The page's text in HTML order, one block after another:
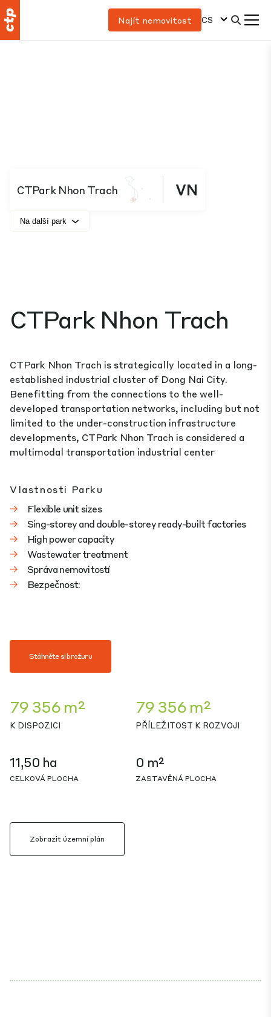
Najít nemovitost CS
CTPark Nhon Trach VN
Na další park
CTPark Nhon Trach
CTPark Nhon Trach is strategically located in a long-
established industrial cluster of Dong Nai City.
Benefitting from the connections to the well-
developed transportation networks, including but not
limited to the under-construction infrastructure
developments, CTPark Nhon Trach is considered a
multimodal transportation industrial center
Vlastnosti Parku
Flexible unit sizes
Sing-storey and double-storey ready-built factories
High power capacity
Wastewater treatment
Správa nemovitostí
Bezpečnost:
Stáhněte si brožuru
79 356 m²
K DISPOZICI
79 356 m²
PŘÍLEŽITOST K ROZVOJI
11,50 ha
CELKOVÁ PLOCHA
0 m²
ZASTAVĚNÁ PLOCHA
Zobrazit územní plán